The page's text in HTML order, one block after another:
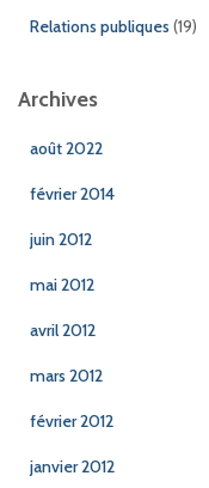
Relations publiques (19)
Archives
août 2022
février 2014
juin 2012
mai 2012
avril 2012
mars 2012
février 2012
janvier 2012